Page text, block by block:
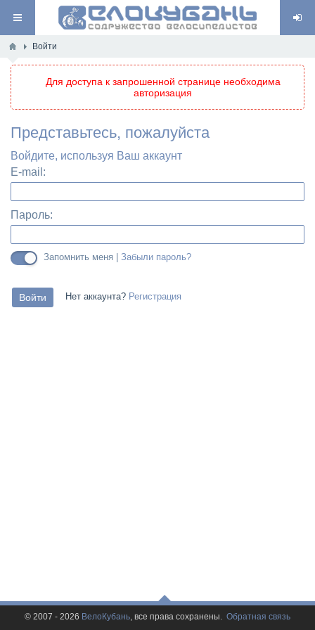
Войти
Для доступа к запрошенной странице необходима
авторизация
Представьтесь, пожалуйста
Войдите, используя Ваш аккаунт
E-mail:
Пароль:
Запомнить меня | Забыли пароль?
Нет аккаунта? Регистрация
© 2007 - 2026 ВелоКубань, все права сохранены. Обратная связь